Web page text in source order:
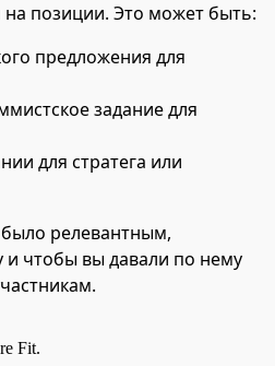
на позиции. Это может быть:
предложения для
задание для
для стратега или
релевантным,
чтобы вы давали по нему
Fit.